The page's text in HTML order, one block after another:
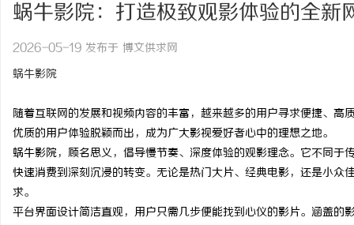
蜗牛影院：打造极致观影体验的全新
2026-05-19 发布于 博文供求网
蜗牛影院
随着互联网的发展和视频内容的丰富，越来越多的用户寻求便捷、
优质的用户体验脱颖而出，成为广大影视爱好者心中的理想之地。
蜗牛影院，顾名思义，倡导慢节奏、深度体验的观影理念。它不同
快速消费到深刻沉浸的转变。无论是热门大片、经典电影，还是小
求。
平台界面设计简洁直观，用户只需几步便能找到心仪的影片。涵盖